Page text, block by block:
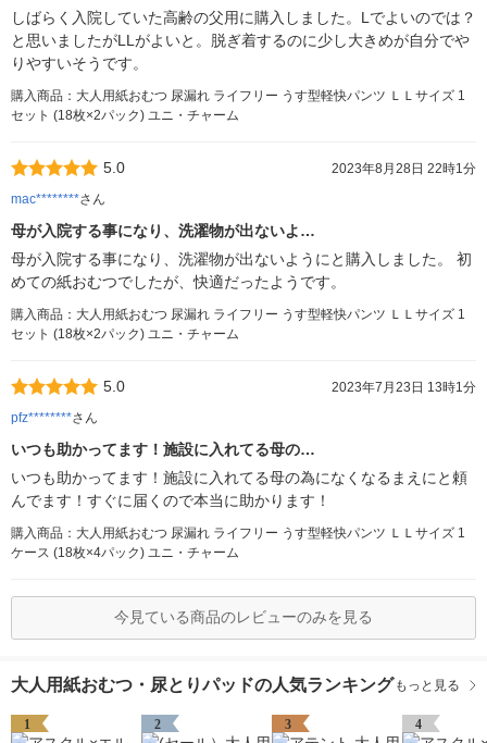
しばらく入院していた高齢の父用に購入しました。Lでよいのでは？
と思いましたがLLがよいと。脱ぎ着するのに少し大きめが自分でや
りやすいそうです。
購入商品：大人用紙おむつ 尿漏れ ライフリー うす型軽快パンツ ＬＬサイズ 1
セット (18枚×2パック) ユニ・チャーム
5.0
2023年8月28日 22時1分
mac********さん
母が入院する事になり、洗濯物が出ないよ…
母が入院する事になり、洗濯物が出ないようにと購入しました。 初
めての紙おむつでしたが、快適だったようです。
購入商品：大人用紙おむつ 尿漏れ ライフリー うす型軽快パンツ ＬＬサイズ 1
セット (18枚×2パック) ユニ・チャーム
5.0
2023年7月23日 13時1分
pfz********さん
いつも助かってます！施設に入れてる母の…
いつも助かってます！施設に入れてる母の為になくなるまえにと頼
んでます！すぐに届くので本当に助かります！
購入商品：大人用紙おむつ 尿漏れ ライフリー うす型軽快パンツ ＬＬサイズ 1
ケース (18枚×4パック) ユニ・チャーム
今見ている商品のレビューのみを見る
大人用紙おむつ・尿とりパッドの人気ランキング もっと見る
1 2 3 4